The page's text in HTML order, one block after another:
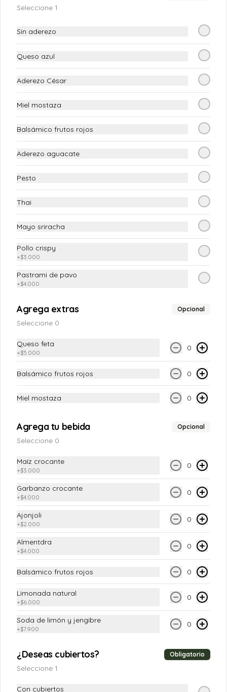
Chesecake de frutos rojos
Parfait con yogurt griego, frutos rojos y
Conócenos
Escríbenos
Términos y condiciones
Política de privacidad
Seleccione 1
Sin aderezo
Queso azul
Aderezo César
Miel mostaza
Balsámico frutos rojos
Aderezo aguacate
Pesto
Thai
Mayo sriracha
Pollo crispy
+$3.000
Pastrami de pavo
+$4.000
Agrega extras Opcional
Seleccione 0
Queso feta
+$5.000
0
Balsámico frutos rojos 0
Miel mostaza 0
Agrega tu bebida Opcional
Seleccione 0
Maíz crocante
+$3.000
0
Garbanzo crocante
+$4.000
0
Ajonjoli
+$2.000
0
Almentdra
+$4.000
0
Balsámico frutos rojos 0
Limonada natural
+$6.000
0
Soda de limón y jengibre
+$7.900
0
¿Deseas cubiertos? Obligatorio
Seleccione 1
Con cubiertos